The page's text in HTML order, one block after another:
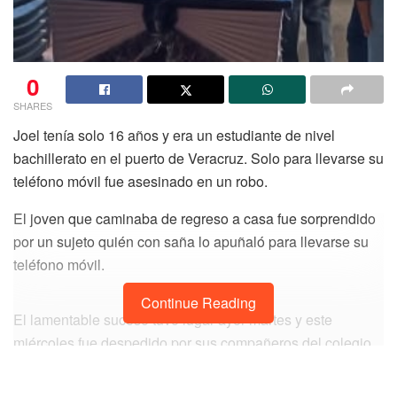
Con información de Sol Quintana Roo
0
SHARES
Joel tenía solo 16 años y era un estudiante de nivel
bachillerato en el puerto de Veracruz. Solo para llevarse su
teléfono móvil fue asesinado en un robo.
El joven que caminaba de regreso a casa fue sorprendido
por un sujeto quién con saña lo apuñaló para llevarse su
teléfono móvil.
El lamentable suceso tuvo lugar ayer martes y este
miércoles fue despedido por sus compañeros del colegio
Continue Reading